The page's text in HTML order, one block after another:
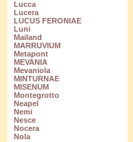
Lucca
Lucera
LUCUS FERONIAE
Luni
Mailand
MARRUVIUM
Metapont
MEVANIA
Mevaniola
MINTURNAE
MISENUM
Montegrotto
Neapel
Nemi
Nesce
Nocera
Nola